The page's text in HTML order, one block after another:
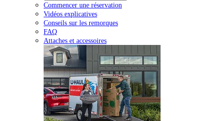
Commencer une réservation
Vidéos explicatives
Conseils sur les remorques
FAQ
Attaches et accessoires